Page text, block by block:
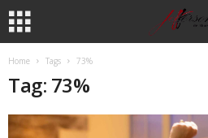
Home Tags 73%
Tag: 73%